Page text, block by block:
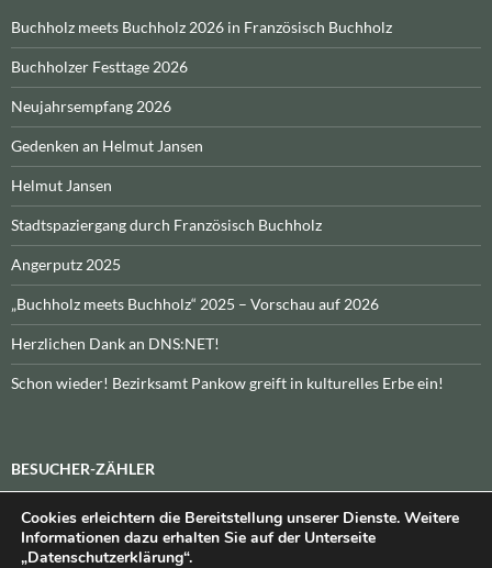
Buchholz meets Buchholz 2026 in Französisch Buchholz
Buchholzer Festtage 2026
Neujahrsempfang 2026
Gedenken an Helmut Jansen
Helmut Jansen
Stadtspaziergang durch Französisch Buchholz
Angerputz 2025
„Buchholz meets Buchholz“ 2025 – Vorschau auf 2026
Herzlichen Dank an DNS:NET!
Schon wieder! Bezirksamt Pankow greift in kulturelles Erbe ein!
BESUCHER-ZÄHLER
Heute:_\n\nInsgesamt:_
Cookies erleichtern die Bereitstellung unserer Dienste. Weitere
Informationen dazu erhalten Sie auf der Unterseite
„Datenschutzerklärung“.